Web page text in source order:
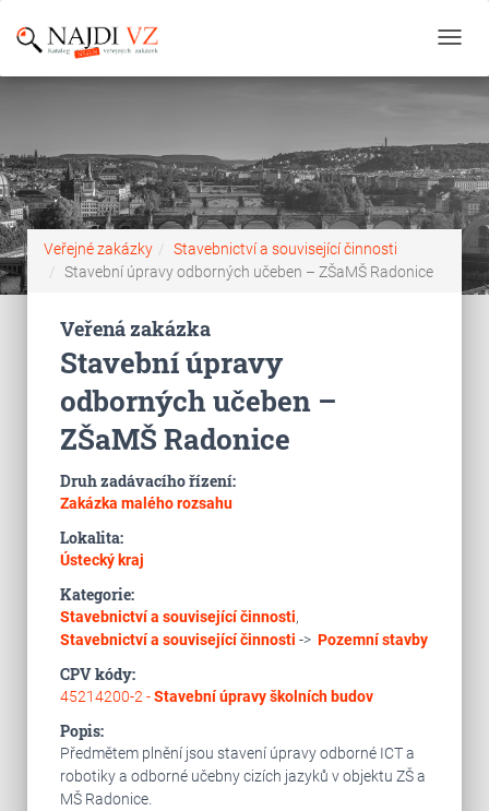
Veřejné zakázky
Stavebnictví a související činnosti
Stavební úpravy odborných učeben – ZŠaMŠ Radonice
Veřená zakázka
Stavební úpravy
odborných učeben –
ZŠaMŠ Radonice
Druh zadávacího řízení:
Zakázka malého rozsahu
Lokalita:
Ústecký kraj
Kategorie:
Stavebnictví a související činnosti,
Stavebnictví a související činnosti -> Pozemní stavby
CPV kódy:
45214200-2 -Stavební úpravy školních budov
Popis:
Předmětem plnění jsou stavení úpravy odborné ICT a
robotiky a odborné učebny cizích jazyků v objektu ZŠ a
MŠ Radonice.